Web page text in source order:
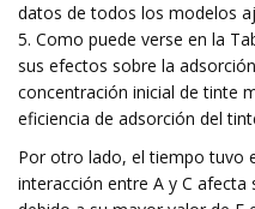
datos de todos los modelos
5. Como puede verse en la
sus efectos sobre la
concentración inicial de tinte
eficiencia de adsorción del
Por otro lado, el tiempo tuvo
interacción entre A y C